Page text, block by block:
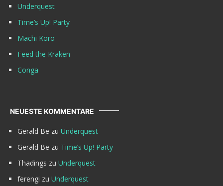
Underquest
Time’s Up! Party
Machi Koro
Feed the Kraken
Conga
NEUESTE KOMMENTARE
Gerald Be zu Underquest
Gerald Be zu Time’s Up! Party
Thadings zu Underquest
ferengi zu Underquest